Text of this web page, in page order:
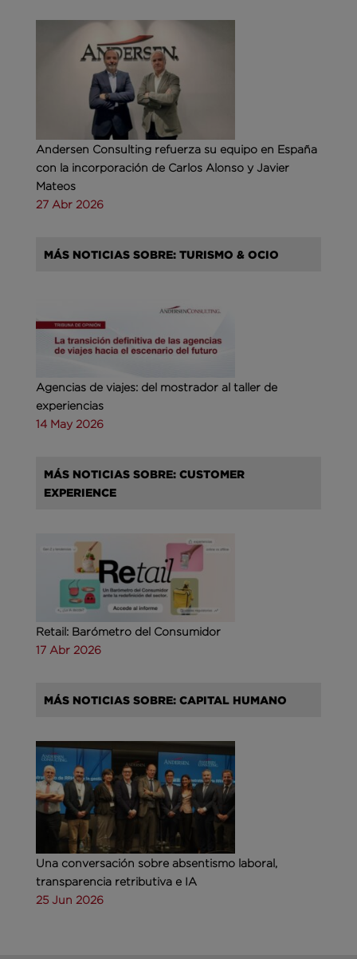
Andersen Consulting refuerza su equipo en España
con la incorporación de Carlos Alonso y Javier
Mateos
27 Abr 2026
MÁS NOTICIAS SOBRE: TURISMO & OCIO
Agencias de viajes: del mostrador al taller de
experiencias
14 May 2026
MÁS NOTICIAS SOBRE: CUSTOMER
EXPERIENCE
Retail: Barómetro del Consumidor
17 Abr 2026
MÁS NOTICIAS SOBRE: CAPITAL HUMANO
Una conversación sobre absentismo laboral,
transparencia retributiva e IA
25 Jun 2026